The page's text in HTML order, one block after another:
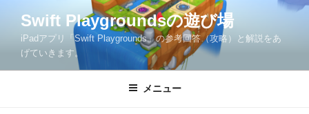
ツ
Swift Playgroundsの遊び場
iPadアプリ「Swift Playgrounds」の参考回答（攻略）と解説をあ
げていきます。
メニュー